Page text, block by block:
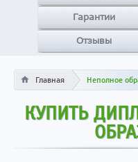
Гарантии
Отзывы
Главная Неполное
КУПИТЬ